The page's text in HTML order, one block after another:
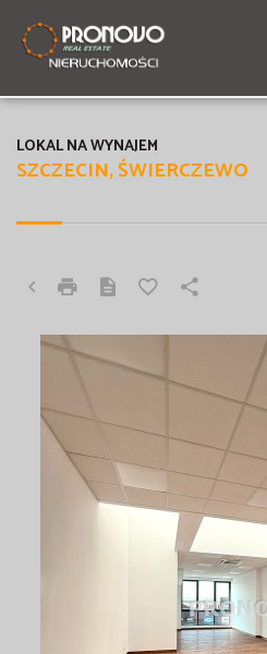
SZCZECIN, ŚWIERCZEWO
LOKAL NA WYNAJEM